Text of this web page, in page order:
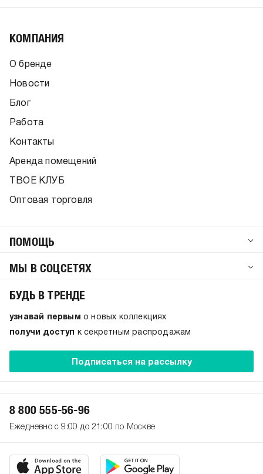
КОМПАНИЯ
О бренде
Новости
Блог
Работа
Контакты
Аренда помещений
ТВОЕ КЛУБ
Оптовая торговля
ПОМОЩЬ
МЫ В СОЦСЕТЯХ
БУДЬ В ТРЕНДЕ
узнавай первым о новых коллекциях
получи доступ к секретным распродажам
Подписаться на рассылку
8 800 555-56-96
Ежедневно с 9:00 до 21:00 по Москве